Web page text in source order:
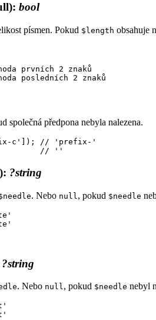
: bool
písmen. Pokud $length obsahuje
prvních 2 znaků
společná předpona nebyla nalezena.
c']); // 'prefix-'
: ?string
. Nebo null , pokud $needle
?string
. Nebo null, pokud $needle nebyl